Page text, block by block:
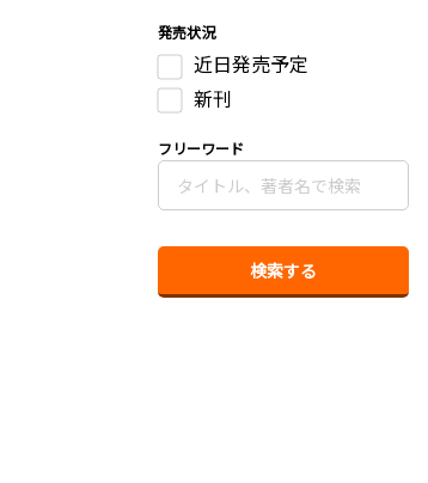
発売状況
近日発売予定
新刊
フリーワード